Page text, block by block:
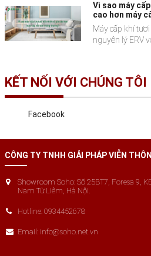
Vì sao máy
cao hơn máy
Máy cấp khí
nguyên lý ERV
KẾT NỐI VỚI CHÚNG TÔI
Facebook
CÔNG TY TNHH GIẢI PHÁP VIỄN
Showroom Soho: Số 25BT7, Foresa 9,
Nam Từ Liêm, Hà Nội.
Hotline: 0934452678
Email: info@soho.net.vn